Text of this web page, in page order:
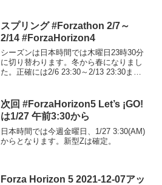
スプリング #Forzathon 2/7～
2/14 #ForzaHorizon4
シーズンは日本時間では木曜日23時30分
に切り替わります。冬から春になりまし
た。正確には2/6 23:30～2/13 23:30ま
次回 #ForzaHorizon5 Let’s ¡GO!
は1/27 午前3:30から
日本時間では今週金曜日、1/27 3:30(AM)
からとなります。新型Zは確定。
Forza Horizon 5 2021-12-07アッ